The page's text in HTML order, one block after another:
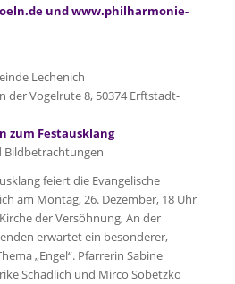
und www.philharmonie-
Lechenich
der Vogelrute 8, 50374 Erftstadt-
zum Festausklang
Bildbetrachtungen
feiert die Evangelische
am Montag, 26. Dezember, 18 Uhr
der Versöhnung, An der
erwartet ein besonderer,
„Engel“. Pfarrerin Sabine
Schädlich und Mirco Sobetzko